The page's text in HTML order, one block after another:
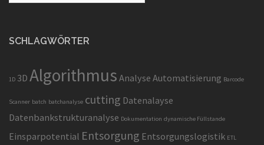
SCHLAGWÖRTER
1D 3D Algorithmus Analyse Automatisierung Barcode
Scanner batch batchanalyse cutting Datenalayse
Datenbankstrukturanalyse Dokumentation dynamische Füllstande
Einsparpotential Entsorgung Entsorgungslogistik ETL